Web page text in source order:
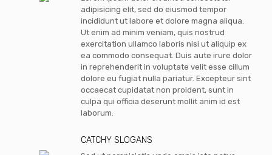
adipisicing elit, sed do eiusmod tempor
incididunt ut labore et dolore magna aliqua.
Ut enim ad minim veniam, quis nostrud
exercitation ullamco laboris nisi ut aliquip ex
ea commodo consequat. Duis aute irure dolor
in reprehenderit in voluptate velit esse cillum
dolore eu fugiat nulla pariatur. Excepteur sint
occaecat cupidatat non proident, sunt in
culpa qui officia deserunt mollit anim id est
laborum.
CATCHY SLOGANS